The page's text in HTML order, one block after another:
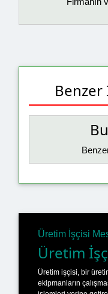
Benzer
Üretim İşçisi
Üretim
Üretim işçisi, bir
ekipmanların